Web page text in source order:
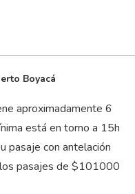
Boyacá
aproximadamente 6
está en torno a 15h
pasaje con antelación
pasajes de $101000